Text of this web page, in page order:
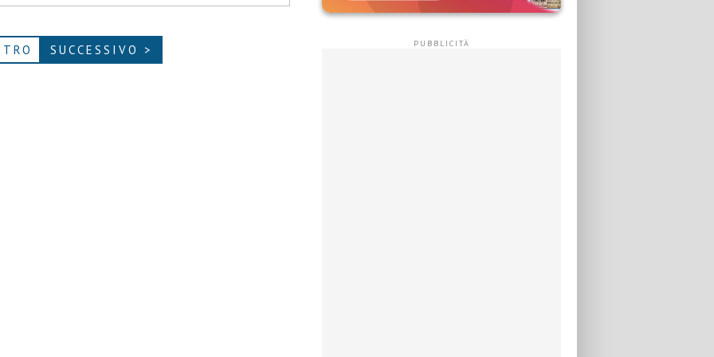
SUCCESSIVO >